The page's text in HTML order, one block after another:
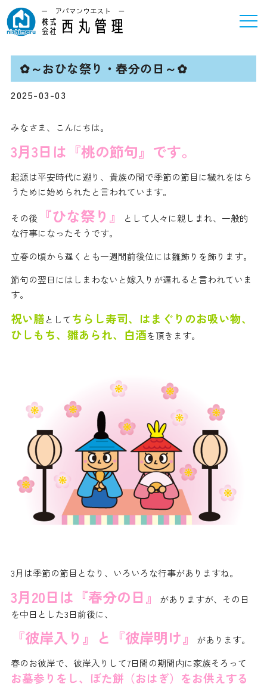
✿～おひな祭り・春分の日～✿
2025-03-03
みなさま、こんにちは。
3月3日は『桃の節句』です。
起源は平安時代に遡り、貴族の間で季節の節目に穢れをはら
うために始められたと言われています。
その後 『ひな祭り』
として人々に親しまれ、一般的
な行事になったそうです。
立春の頃から遅くとも一週間前後位には雛飾りを飾ります。
節句の翌日にはしまわないと嫁入りが遅れると言われていま
す。
祝い膳としてちらし寿司、はまぐりのお吸い物、
ひしもち、雛あられ、白酒を頂きます。
3月は季節の節目となり、いろいろな行事がありますね。
3月20日は『春分の日』
がありますが、その日
を中日とした3日前後に、
『彼岸入り』と『彼岸明け』
があります。
春のお彼岸で、彼岸入りして7日間の期間内に家族そろって
お墓参りをし、ぼた餅（おはぎ） をお供えする